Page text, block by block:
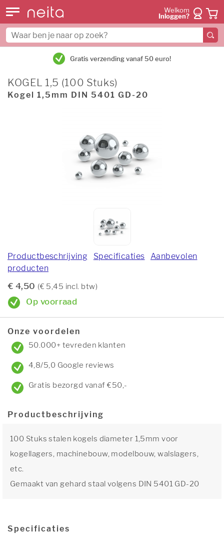
Welkom
Inloggen?
Gratis verzending vanaf 50 euro!
KOGEL 1,5 (100 Stuks)
Kogel 1,5mm DIN 5401 GD-20
Productbeschrijving Specificaties
Aanbevolen
producten
€ 4,50 (€ 5,45 incl. btw)
Op voorraad
Onze voordelen
50.000+ tevreden klanten
4,8/5,0 Google reviews
Gratis bezorgd vanaf €50,-
Productbeschrijving
100 Stuks stalen kogels diameter 1,5mm voor
kogellagers, machinebouw, modelbouw, walslagers,
etc.
Gemaakt van gehard staal volgens DIN 5401 GD-20
Specificaties